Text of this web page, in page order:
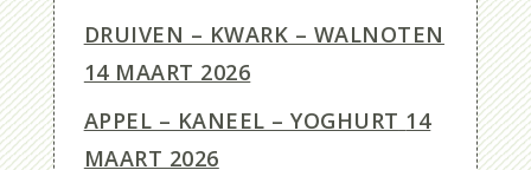
DRUIVEN – KWARK – WALNOTEN
14 MAART 2026
APPEL – KANEEL – YOGHURT 14
MAART 2026